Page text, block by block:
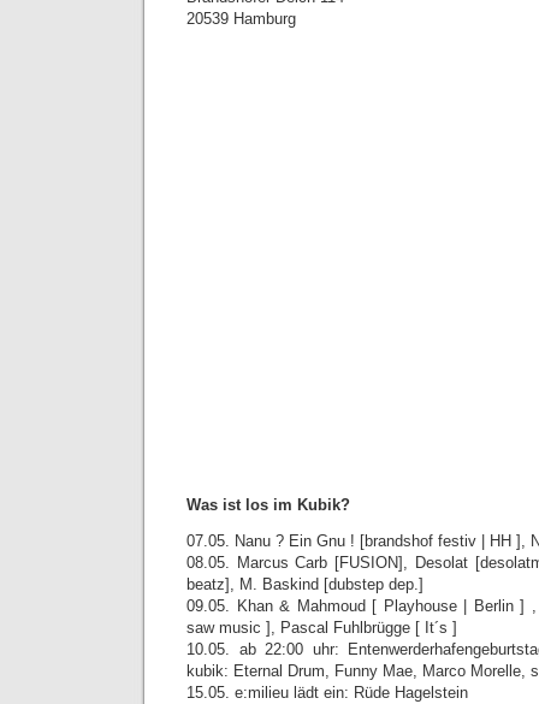
20539 Hamburg
Was ist los im Kubik?
07.05. Nanu ? Ein Gnu ! [brandshof festiv | HH ],
08.05. Marcus Carb [FUSION], Desolat
beatz], M. Baskind [dubstep dep.]
09.05. Khan & Mahmoud [ Playhouse | Berlin ]
saw music ], Pascal Fuhlbrügge [ It´s ]
10.05. ab 22:00 uhr:
kubik: Eternal Drum, Funny Mae, Marco Morelle,
15.05. e:milieu lädt ein: Rüde Hagelstein